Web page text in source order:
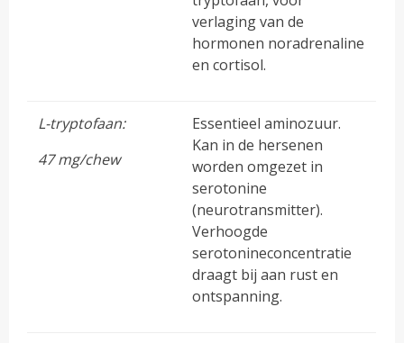
verlaging van de
hormonen noradrenaline
en cortisol.
L-tryptofaan:
47 mg/chew
Essentieel aminozuur.
Kan in de hersenen
worden omgezet in
serotonine
(neurotransmitter).
Verhoogde
serotonineconcentratie
draagt bij aan rust en
ontspanning.